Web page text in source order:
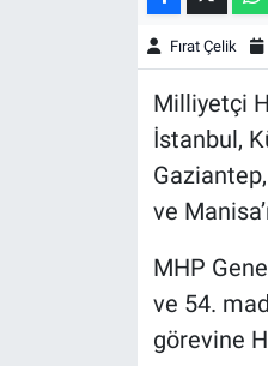
Fırat Çelik
Milliyetçi
İstanbul,
ve
MHP
ve 54.
görevine